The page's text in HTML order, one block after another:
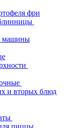
фри
машины
и вторых блюд
пиццы